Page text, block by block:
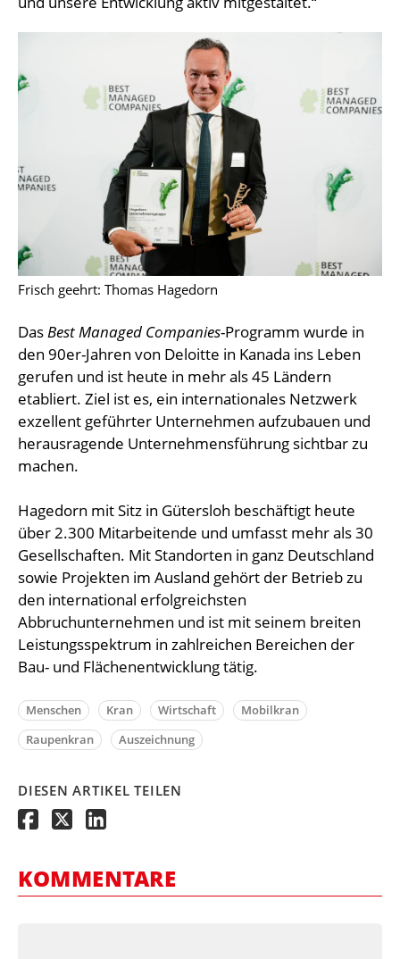
Frisch geehrt: Thomas Hagedorn
Das Best Managed Companies-Programm wurde in
den 90er-Jahren von Deloitte in Kanada ins Leben
gerufen und ist heute in mehr als 45 Ländern
etabliert. Ziel ist es, ein internationales Netzwerk
exzellent geführter Unternehmen aufzubauen und
herausragende Unternehmensführung sichtbar zu
machen.
Hagedorn mit Sitz in Gütersloh beschäftigt heute
über 2.300 Mitarbeitende und umfasst mehr als 30
Gesellschaften. Mit Standorten in ganz Deutschland
sowie Projekten im Ausland gehört der Betrieb zu
den international erfolgreichsten
Abbruchunternehmen und ist mit seinem breiten
Leistungsspektrum in zahlreichen Bereichen der
Bau- und Flächenentwicklung tätig.
Menschen Kran Wirtschaft
Mobilkran
Raupenkran
Auszeichnung
DIESEN ARTIKEL TEILEN
KOMMENTARE